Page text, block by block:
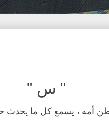
" س "
أمه ، يسمع كل ما يحدث